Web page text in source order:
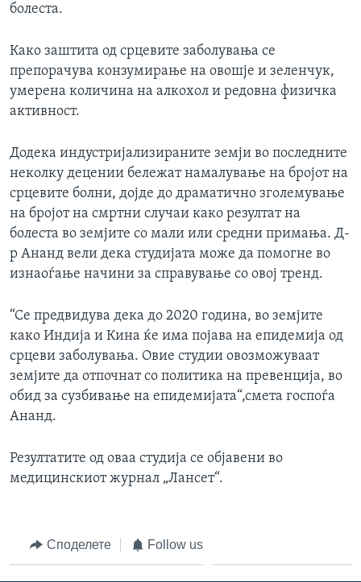
болеста.
Како заштита од срцевите заболувања се
препорачува конзумирање на овошје и зеленчук,
умерена количина на алкохол и редовна физичка
активност.
Додека индустријализираните земји во последните
неколку децении бележат намалување на бројот на
срцевите болни, дојде до драматично зголемување
на бројот на смртни случаи како резултат на
болеста во земјите со мали или средни примања. Д-
р Ананд вели дека студијата може да помогне во
изнаоѓање начини за справување со овој тренд.
“Се предвидува дека до 2020 година, во земјите
како Индија и Кина ќе има појава на епидемија од
срцеви заболувања. Овие студии овозможуваат
земјите да отпочнат со политика на превенција, во
обид за сузбивање на епидемијата“,смета госпоѓа
Ананд.
Резултатите од оваа студија се објавени во
медицинскиот журнал „Лансет“.
Споделете Follow us